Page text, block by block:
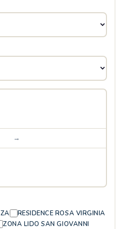
→
RESIDENCE ROSA VIRGINIA
ZONA LIDO SAN GIOVANNI